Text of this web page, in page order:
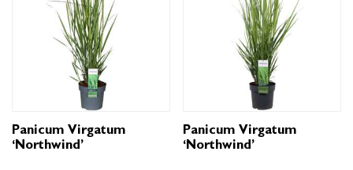
Panicum Virgatum
‘Northwind’
Panicum Virgatum
‘Northwind’